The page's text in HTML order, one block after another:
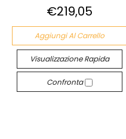
€219,05
Aggiungi Al Carrello
Visualizzazione Rapida
Confronta